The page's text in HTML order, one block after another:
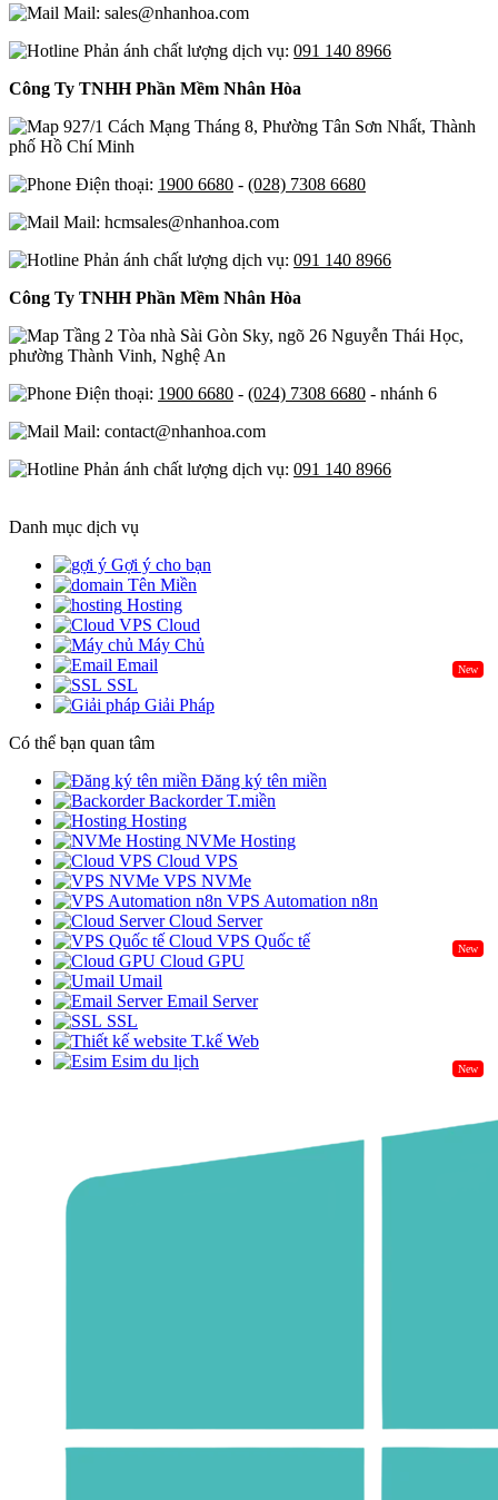
Mail: sales@nhanhoa.com
Phản ánh chất lượng dịch vụ: 091 140 8966
Công Ty TNHH Phần Mềm Nhân Hòa
927/1 Cách Mạng Tháng 8, Phường Tân Sơn Nhất, Thành
phố Hồ Chí Minh
Điện thoại: 1900 6680 - (028) 7308 6680
Mail: hcmsales@nhanhoa.com
Phản ánh chất lượng dịch vụ: 091 140 8966
Công Ty TNHH Phần Mềm Nhân Hòa
Tầng 2 Tòa nhà Sài Gòn Sky, ngõ 26 Nguyễn Thái Học,
phường Thành Vinh, Nghệ An
Điện thoại: 1900 6680 - (024) 7308 6680 - nhánh 6
Mail: contact@nhanhoa.com
Phản ánh chất lượng dịch vụ: 091 140 8966
Danh mục dịch vụ
Gợi ý cho bạn
Tên Miền
Hosting
Cloud
Máy Chủ
New
Email
SSL
Giải Pháp
Có thể bạn quan tâm
Đăng ký tên miền
Backorder T.miền
Hosting
NVMe Hosting
Cloud VPS
VPS NVMe
VPS Automation n8n
Cloud Server
Cloud VPS Quốc tế
New
Cloud GPU
Umail
Email Server
SSL
T.kế Web
Esim du lịch
New